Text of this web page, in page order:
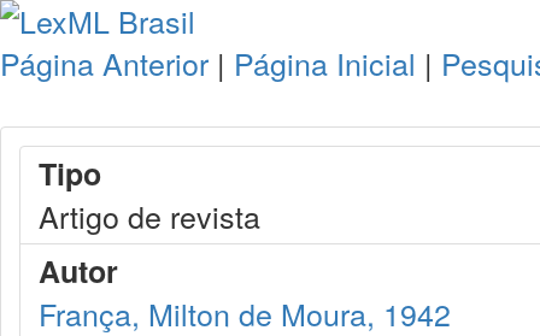
Página Anterior | Página Inicial |
Tipo
Artigo de revista
Autor
França, Milton de Moura, 1942